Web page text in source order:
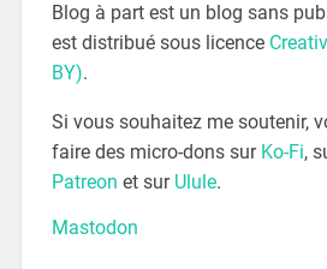
Blog à part est un blog sans
est distribué sous licence
BY).
Si vous souhaitez me soutenir,
faire des micro-dons sur Ko-Fi,
Patreon et sur Ulule.
Mastodon